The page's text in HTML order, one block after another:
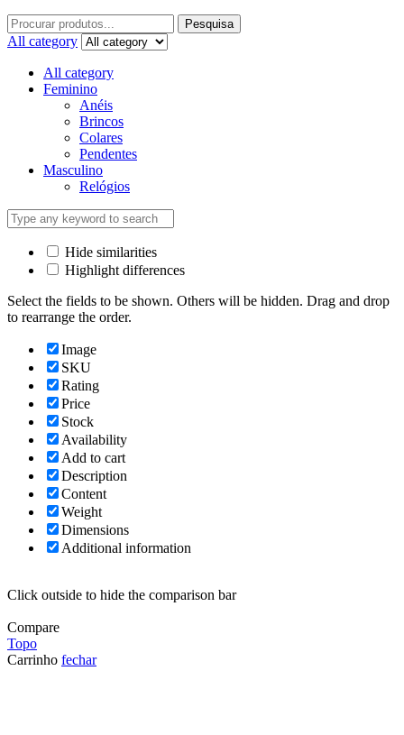
Pesquisa
All category
All category
Feminino
Anéis
Brincos
Colares
Pendentes
Masculino
Relógios
Hide similarities
Highlight differences
Select the fields to be shown. Others will be hidden. Drag and drop
to rearrange the order.
Image
SKU
Rating
Price
Stock
Availability
Add to cart
Description
Content
Weight
Dimensions
Additional information
Click outside to hide the comparison bar
Compare
Topo
Carrinho fechar